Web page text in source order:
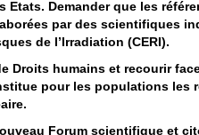
Etats. Demander que les
par des scientifiques
de l’Irradiation (CERI).
Droits humains et recourir
pour les populations les
Forum scientifique et